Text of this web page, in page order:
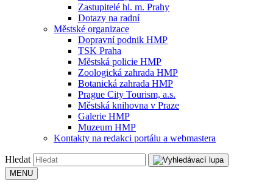
Zastupitelé hl. m. Prahy
Dotazy na radní
Městské organizace
Dopravní podnik HMP
TSK Praha
Městská policie HMP
Zoologická zahrada HMP
Botanická zahrada HMP
Prague City Tourism, a.s.
Městská knihovna v Praze
Galerie HMP
Muzeum HMP
Kontakty na redakci portálu a webmastera
Hledat
MENU